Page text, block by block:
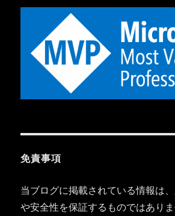
免責事項
当ブログに掲載されている情報は
や安全性を保証するものではあり